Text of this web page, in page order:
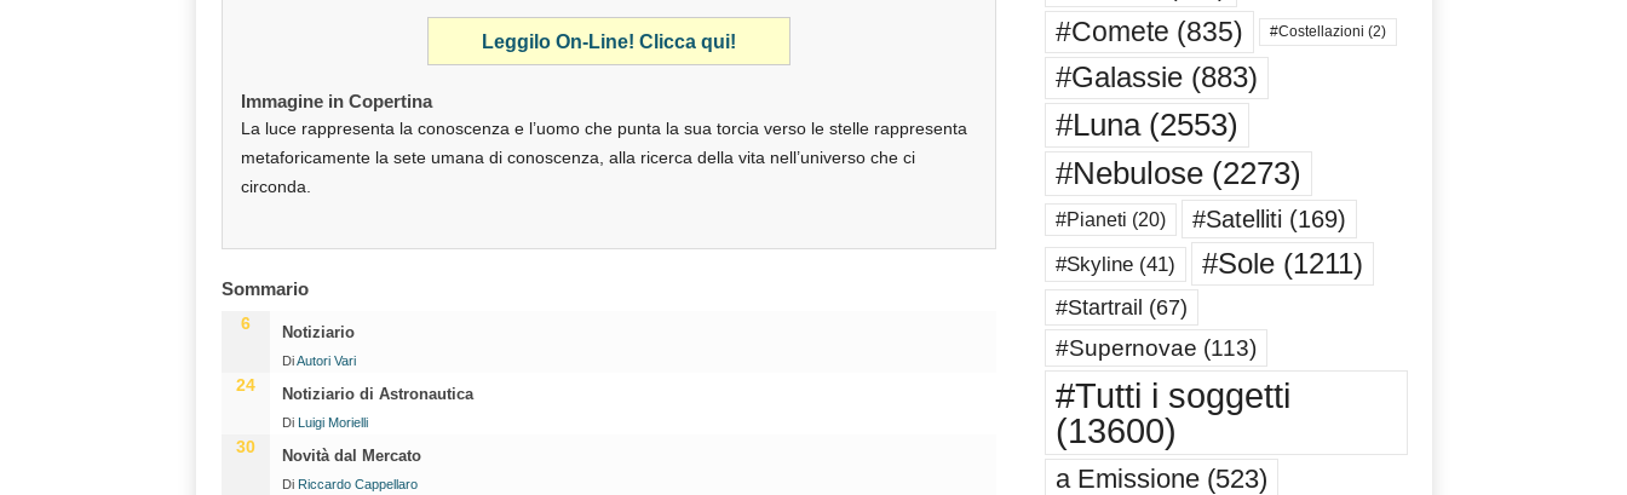
Leggilo On-Line! Clicca qui!
Immagine in Copertina
La luce rappresenta la conoscenza e l’uomo che punta la sua torcia verso le stelle rappresenta
metaforicamente la sete umana di conoscenza, alla ricerca della vita nell’universo che ci
circonda.
Sommario
6
Notiziario
DiAutori Vari
24 Notiziario di Astronautica
Di Luigi Morielli
30 Novità dal Mercato
Di Riccardo Cappellaro
#Comete (835) #Costellazioni (2)
#Galassie(883)
#Luna(2553)
#Nebulose(2273)
#Pianeti (20) #Satelliti (169)
#Skyline(41) #Sole(1211)
#Startrail (67)
#Supernovae (113)
#Tutti i soggetti
(13600)
a Emissione(523)